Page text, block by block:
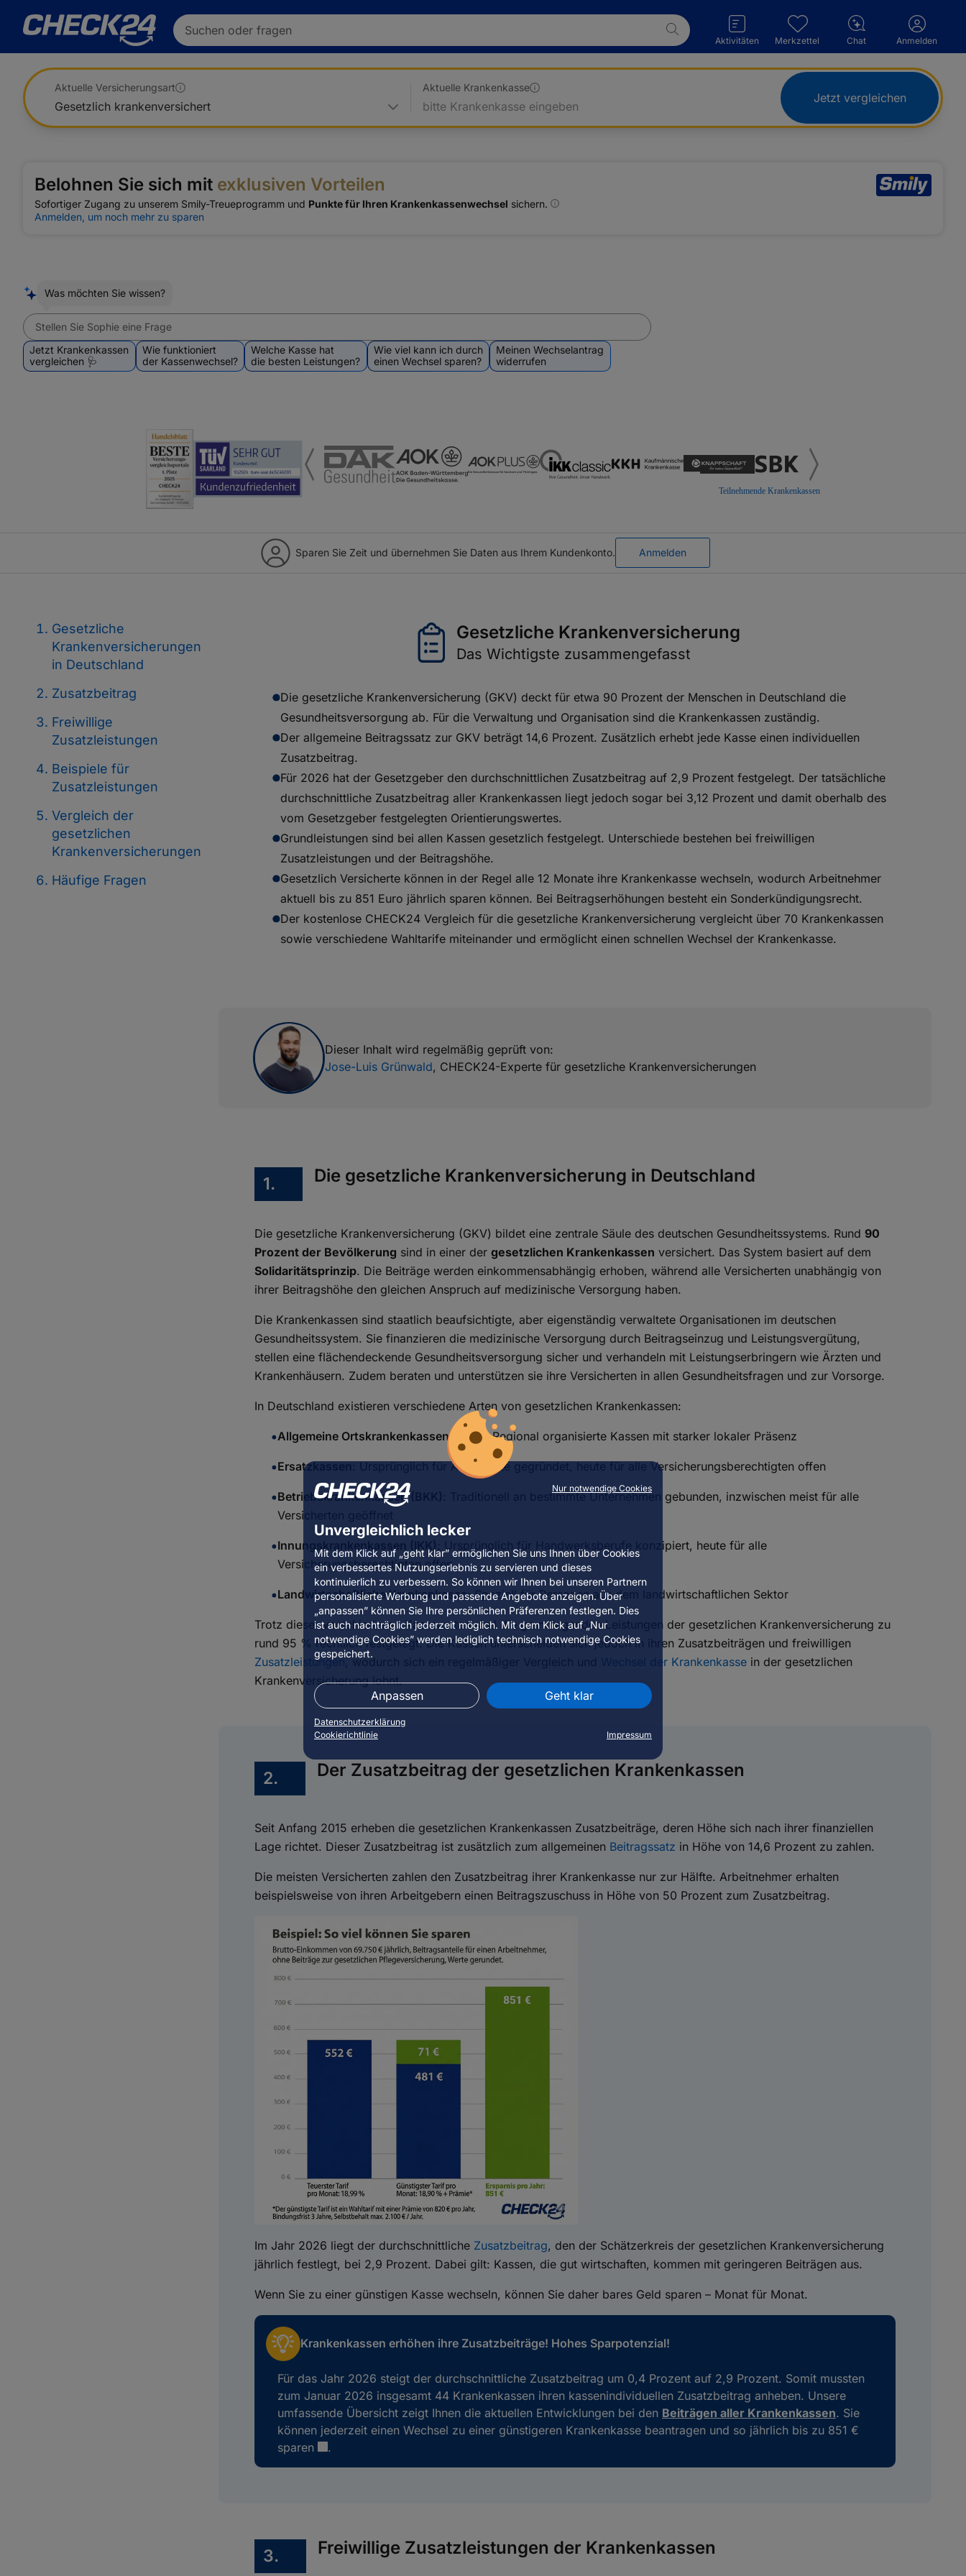
Nur notwendige Cookies
Unvergleichlich lecker
Mit dem Klick auf „geht klar” ermöglichen Sie uns Ihnen über Cookies
ein verbessertes Nutzungserlebnis zu servieren und dieses
kontinuierlich zu verbessern. So können wir Ihnen bei unseren Partnern
personalisierte Werbung und passende Angebote anzeigen. Über
„anpassen” können Sie Ihre persönlichen Präferenzen festlegen. Dies
ist auch nachträglich jederzeit möglich. Mit dem Klick auf „Nur
notwendige Cookies” werden lediglich technisch notwendige Cookies
gespeichert.
Anpassen Geht klar
Datenschutzerklärung
Cookierichtlinie
Impressum
Suchen oder fragen
Aktivitäten Merkzettel Chat Anmelden
Aktuelle Versicherungsart
Gesetzlich krankenversichert
Aktuelle Krankenkasse
Jetzt vergleichen
Belohnen Sie sich mit exklusiven Vorteilen
Sofortiger Zugang zu unserem Smily-Treueprogramm und Punkte für Ihren Krankenkassenwechsel sichern.
Anmelden, um noch mehr zu sparen
Was möchten Sie wissen?
Jetzt Krankenkassen
vergleichen 🩺
Wie funktioniert
der Kassenwechsel?
Welche Kasse hat
die besten Leistungen?
Wie viel kann ich durch
einen Wechsel sparen?
Meinen Wechselantrag
widerrufen
Teilnehmende Krankenkassen
Sparen Sie Zeit und übernehmen Sie Daten aus Ihrem Kundenkonto. Anmelden
Gesetzliche
Krankenversicherungen
in Deutschland
Zusatzbeitrag
Freiwillige
Zusatzleistungen
Beispiele für
Zusatzleistungen
Vergleich der
gesetzlichen
Krankenversicherungen
Häufige Fragen
Gesetzliche Krankenversicherung
Das Wichtigste zusammengefasst
Die gesetzliche Krankenversicherung (GKV) deckt für etwa 90 Prozent der Menschen in Deutschland die
Gesundheitsversorgung ab. Für die Verwaltung und Organisation sind die Krankenkassen zuständig.
Der allgemeine Beitragssatz zur GKV beträgt 14,6 Prozent. Zusätzlich erhebt jede Kasse einen individuellen
Zusatzbeitrag.
Für 2026 hat der Gesetzgeber den durchschnittlichen Zusatzbeitrag auf 2,9 Prozent festgelegt. Der tatsächliche
durchschnittliche Zusatzbeitrag aller Krankenkassen liegt jedoch sogar bei 3,12 Prozent und damit oberhalb des
vom Gesetzgeber festgelegten Orientierungswertes.
Grundleistungen sind bei allen Kassen gesetzlich festgelegt. Unterschiede bestehen bei freiwilligen
Zusatzleistungen und der Beitragshöhe.
Gesetzlich Versicherte können in der Regel alle 12 Monate ihre Krankenkasse wechseln, wodurch Arbeitnehmer
aktuell bis zu 851 Euro jährlich sparen können. Bei Beitragserhöhungen besteht ein Sonderkündigungsrecht.
Der kostenlose CHECK24 Vergleich für die gesetzliche Krankenversicherung vergleicht über 70 Krankenkassen
sowie verschiedene Wahltarife miteinander und ermöglicht einen schnellen Wechsel der Krankenkasse.
Dieser Inhalt wird regelmäßig geprüft von:
Jose-Luis Grünwald, CHECK24-Experte für gesetzliche Krankenversicherungen
1. Die gesetzliche Krankenversicherung in Deutschland
Die gesetzliche Krankenversicherung (GKV) bildet eine zentrale Säule des deutschen Gesundheitssystems. Rund 90
Prozent der Bevölkerung sind in einer der gesetzlichen Krankenkassen versichert. Das System basiert auf dem
Solidaritätsprinzip. Die Beiträge werden einkommensabhängig erhoben, während alle Versicherten unabhängig von
ihrer Beitragshöhe den gleichen Anspruch auf medizinische Versorgung haben.
Die Krankenkassen sind staatlich beaufsichtigte, aber eigenständig verwaltete Organisationen im deutschen
Gesundheitssystem. Sie finanzieren die medizinische Versorgung durch Beitragseinzug und Leistungsvergütung,
stellen eine flächendeckende Gesundheitsversorgung sicher und verhandeln mit Leistungserbringern wie Ärzten und
Krankenhäusern. Zudem beraten und unterstützen sie ihre Versicherten in allen Gesundheitsfragen und zur Vorsorge.
In Deutschland existieren verschiedene Arten von gesetzlichen Krankenkassen:
Allgemeine Ortskrankenkassen (AOK) : Regional organisierte Kassen mit starker lokaler Präsenz
Ersatzkassen: Ursprünglich für Angestellte gegründet, heute für alle Versicherungsberechtigten offen
Betriebskrankenkassen (BKK)
: Traditionell an bestimmte Unternehmen gebunden, inzwischen meist für alle
Versicherten geöffnet
Innungskrankenkassen (IKK)
: Ursprünglich für Handwerksberufe konzipiert, heute für alle
Versicherungsberechtigten offen
Landwirtschaftliche Krankenkasse: Speziell für Personen aus dem landwirtschaftlichen Sektor
Trotz dieser verschiedenen Kassenarten sind die grundlegenden Leistungen der gesetzlichen Krankenversicherung zu
rund 95 % rechtlich festgelegt. Die Kassen unterscheiden sich jedoch in ihren Zusatzbeiträgen und freiwilligen
Zusatzleistungen, wodurch sich ein regelmäßiger Vergleich und Wechsel der Krankenkasse in der gesetzlichen
Krankenversicherung lohnt.
2. Der Zusatzbeitrag der gesetzlichen Krankenkassen
Seit Anfang 2015 erheben die gesetzlichen Krankenkassen Zusatzbeiträge, deren Höhe sich nach ihrer finanziellen
Lage richtet. Dieser Zusatzbeitrag ist zusätzlich zum allgemeinen Beitragssatz in Höhe von 14,6 Prozent zu zahlen.
Die meisten Versicherten zahlen den Zusatzbeitrag ihrer Krankenkasse nur zur Hälfte. Arbeitnehmer erhalten
beispielsweise von ihren Arbeitgebern einen Beitragszuschuss in Höhe von 50 Prozent zum Zusatzbeitrag.
Im Jahr 2026 liegt der durchschnittliche Zusatzbeitrag, den der Schätzerkreis der gesetzlichen Krankenversicherung
jährlich festlegt, bei 2,9 Prozent. Dabei gilt: Kassen, die gut wirtschaften, kommen mit geringeren Beiträgen aus.
Wenn Sie zu einer günstigen Kasse wechseln, können Sie daher bares Geld sparen – Monat für Monat.
Krankenkassen erhöhen ihre Zusatzbeiträge! Hohes Sparpotenzial!
Für das Jahr 2026 steigt der durchschnittliche Zusatzbeitrag um 0,4 Prozent auf 2,9 Prozent. Somit mussten
zum Januar 2026 insgesamt 44 Krankenkassen ihren kassenindividuellen Zusatzbeitrag anheben. Unsere
umfassende Übersicht zeigt Ihnen die aktuellen Entwicklungen bei den Beiträgen aller Krankenkassen. Sie
können jederzeit einen Wechsel zu einer günstigeren Krankenkasse beantragen und so jährlich bis zu 851 €
sparen
.
3. Freiwillige Zusatzleistungen der Krankenkassen